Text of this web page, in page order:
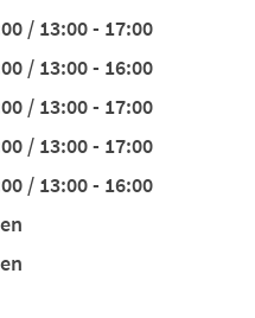
/ 13:00 - 17:00
/ 13:00 - 16:00
/ 13:00 - 17:00
/ 13:00 - 17:00
/ 13:00 - 16:00